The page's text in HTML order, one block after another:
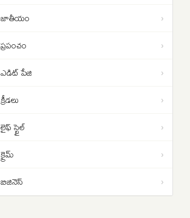
జాతీయం ›
ప్రపంచం ›
ఎడిట్ పేజి ›
క్రీడలు ›
లైఫ్ స్టైల్ ›
క్రైమ్ ›
బిజినెస్ ›